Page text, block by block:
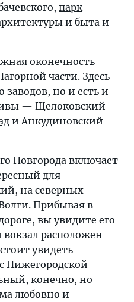
парк
и быта и
оконечность
части. Здесь
заводов, но и есть и
— Щелоковский
и Анкудиновский
Новгорода включает
для
на северных
Прибывая в
вы увидите его
расположен
увидеть
Нижегородской
конечно, но
любовно и